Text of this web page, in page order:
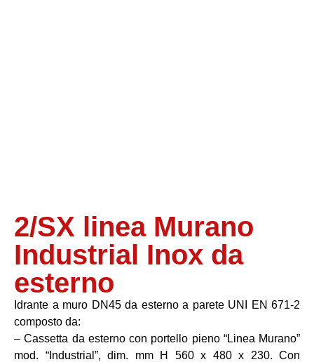
2/SX linea Murano
Industrial Inox da
esterno
Idrante a muro DN45 da esterno a parete UNI EN 671-2
composto da:
– Cassetta da esterno con portello pieno “Linea Murano”
mod. “Industrial”, dim. mm H 560 x 480 x 230. Con